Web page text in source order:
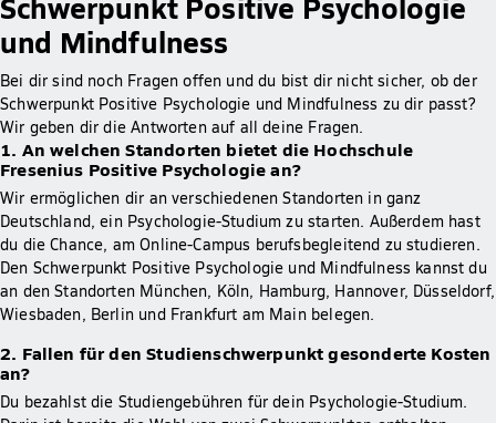
und Mindfulness
Bei dir sind noch Fragen offen und du bist dir nicht sicher, ob der
Schwerpunkt Positive Psychologie und Mindfulness zu dir passt?
Wir geben dir die Antworten auf all deine Fragen.
1. An welchen Standorten bietet die Hochschule
Fresenius Positive Psychologie an?
Wir ermöglichen dir an verschiedenen Standorten in ganz
Deutschland, ein Psychologie-Studium zu starten. Außerdem hast
du die Chance, am Online-Campus berufsbegleitend zu studieren.
Den Schwerpunkt Positive Psychologie und Mindfulness kannst du
an den Standorten München, Köln, Hamburg, Hannover, Düsseldorf,
Wiesbaden, Berlin und Frankfurt am Main belegen.
2. Fallen für den Studienschwerpunkt gesonderte Kosten
an?
Du bezahlst die Studiengebühren für dein Psychologie-Studium.